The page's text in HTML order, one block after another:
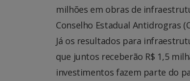
milhões em obras de
Conselho Estadual Antidrogras
Já os resultados para
que juntos receberão R$ 1,5
investimentos fazem parte do